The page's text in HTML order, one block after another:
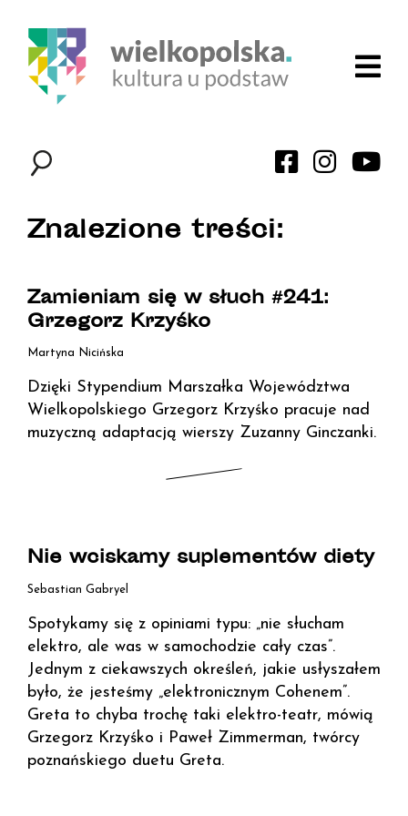
Znalezione treści:
Zamieniam się w słuch #241:
Grzegorz Krzyśko
Martyna Nicińska
Dzięki Stypendium Marszałka Województwa
Wielkopolskiego Grzegorz Krzyśko pracuje nad
muzyczną adaptacją wierszy Zuzanny Ginczanki.
Nie wciskamy suplementów diety
Sebastian Gabryel
Spotykamy się z opiniami typu: „nie słucham
elektro, ale was w samochodzie cały czas”.
Jednym z ciekawszych określeń, jakie usłyszałem
było, że jesteśmy „elektronicznym Cohenem”.
Greta to chyba trochę taki elektro-teatr, mówią
Grzegorz Krzyśko i Paweł Zimmerman, twórcy
poznańskiego duetu Greta.